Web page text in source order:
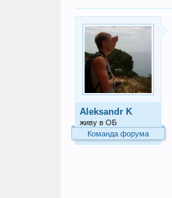
Aleksandr K
живу в ОБ
Команда форума